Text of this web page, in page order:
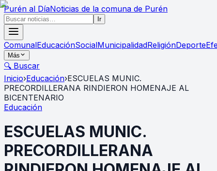
Purén al DíaNoticias de la comuna de Purén
Ir
ComunalEducaciónSocialMunicipalidadReligiónDeporte
Más
🔍 Buscar
Inicio›Educación›ESCUELAS MUNIC.
PRECORDILLERANA RINDIERON HOMENAJE AL
BICENTENARIO
Educación
ESCUELAS MUNIC.
PRECORDILLERANA